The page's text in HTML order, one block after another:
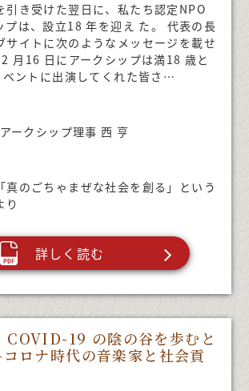
引き受けた翌日に、私たち認定NPO
プは、設立18 年を迎え た。 代表の長
サイトに次のようなメッセージを載せ
月16 日にアークシップは満18 歳と
ントに出演してくれた皆さ…
ークシップ理事 西 亨
真のごちゃまぜな社会を創る」という
り
詳しく読む
COVID-19 の陰の谷を歩むと
ロナ時代の音楽家と社会貢